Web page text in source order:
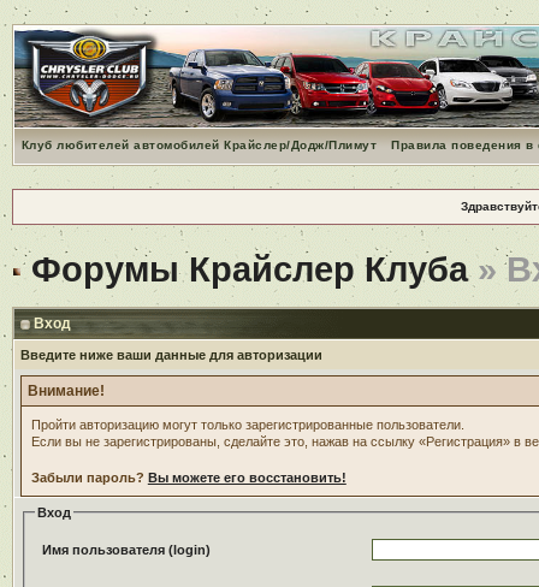
Клуб любителей автомобилей Крайслер/Додж/Плимут Правила поведения
Форумы Крайслер Клуба»
Вход
Введите ниже ваши данные для авторизации
Внимание!
Пройти авторизацию могут только зарегистрированные пользователи.
Если вы не зарегистрированы, сделайте это, нажав на ссылку «Регистрация» в
Забыли пароль? Вы можете его восстановить!
Вход
Имя пользователя (login)